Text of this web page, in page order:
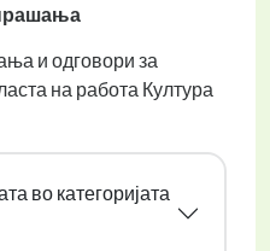
и одговори за
на работа Култура
во категоријата